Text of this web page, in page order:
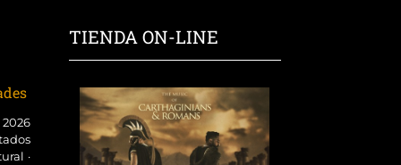
·
TIENDA ON-LINE